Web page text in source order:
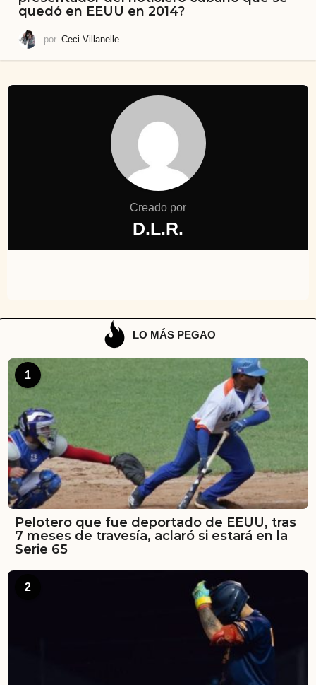
quedó en EEUU en 2014?
por Ceci Villanelle
Creado por
D.L.R.
LO MÁS PEGAO
1
Pelotero que fue deportado de EEUU, tras
7 meses de travesía, aclaró si estará en la
Serie 65
2